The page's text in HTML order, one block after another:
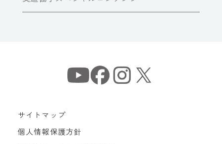
サイトマップ
個人情報保護方針